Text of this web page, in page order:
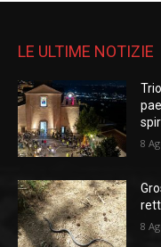
LE ULTIME NOTIZIE
8
8